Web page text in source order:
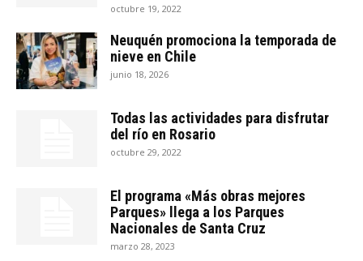
octubre 19, 2022
Neuquén promociona la temporada de
nieve en Chile
junio 18, 2026
Todas las actividades para disfrutar
del río en Rosario
octubre 29, 2022
El programa «Más obras mejores
Parques» llega a los Parques
Nacionales de Santa Cruz
marzo 28, 2023